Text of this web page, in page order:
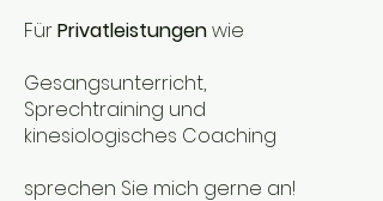
FürPrivatleistungenwie
Gesangsunterricht,
Sprechtraining und
kinesiologisches Coaching
sprechen Sie mich gerne an!